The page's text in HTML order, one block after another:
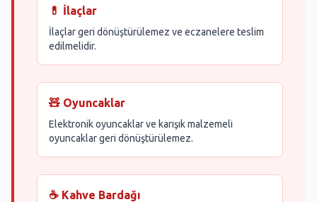
💊 İlaçlar
İlaçlar geri dönüştürülemez ve eczanelere teslim
edilmelidir.
🧸 Oyuncaklar
Elektronik oyuncaklar ve karışık malzemeli
oyuncaklar geri dönüştürülemez.
☕ Kahve Bardağı